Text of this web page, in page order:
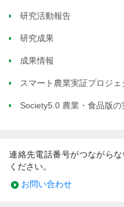
研究活動報告
研究成果
成果情報
スマート農業実証プロジェ
Society5.0 農業・食品版
連絡先電話番号がつながら
ください。
お問い合わせ